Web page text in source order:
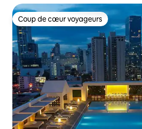
Coup de cœur voyageurs
Coup de cœur voyageurs